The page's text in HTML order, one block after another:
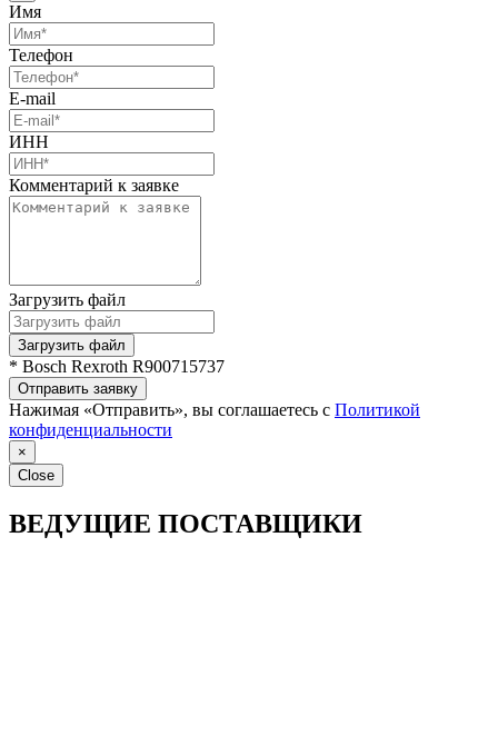
Имя
Телефон
E-mail
ИНН
Комментарий к заявке
Загрузить файл
Загрузить файл
* Bosch Rexroth R900715737
Отправить заявку
Нажимая «Отправить», вы соглашаетесь с Политикой
конфиденциальности
×
Close
ВЕДУЩИЕ ПОСТАВЩИКИ